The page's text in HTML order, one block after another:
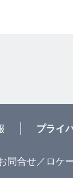
| プライ
問合せ／ロケ